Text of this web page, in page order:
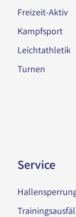
Freizeit-Aktiv
Kampfsport
Leichtathletik
Turnen
Service